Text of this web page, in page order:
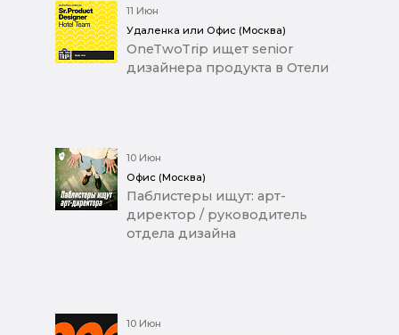
11 Июн
Удаленка или Офис (Москва)
OneTwoTrip ищет senior
дизайнера продукта в Отели
10 Июн
Офис (Москва)
Паблистеры ищут: арт-
директор / руководитель
отдела дизайна
10 Июн